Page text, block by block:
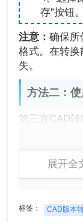
存”按钮。
注意：确保所
格式。在转
失。
方法二：
第三方CAD
的用户。这
批量转换。
选项，
缺点：需
展开
标签： CAD版本